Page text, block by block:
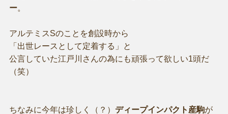
ー。
アルテミスSのことを創設時から
「出世レースとして定着する」と
公言していた江戸川さんの為にも頑張って欲しい1頭だ
（笑）
ちなみに今年は珍しく（？） ディープインパクト産駒が